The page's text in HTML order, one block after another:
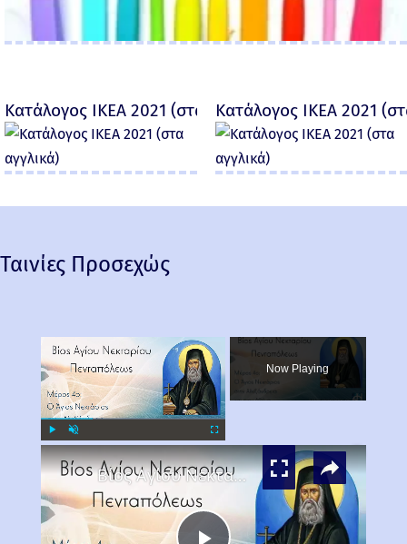
Κατάλογος IKEA 2021 (στα αγγλικά)Κατάλογος IKEA 2021
Ταινίες Προσεχώς
Now Playing
×
Βίος Αγίου Νεκταρίου Μέρος 4ο